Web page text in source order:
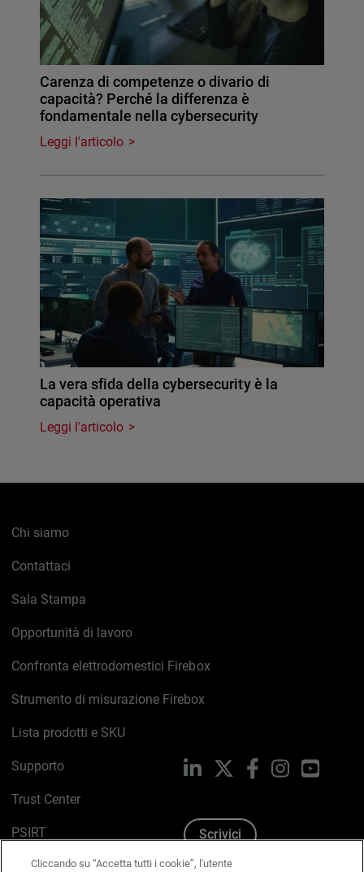
Carenza di competenze o divario di
capacità? Perché la differenza è
fondamentale nella cybersecurity
Leggi l'articolo
La vera sfida della cybersecurity è la
capacità operativa
Leggi l'articolo
Chi siamo
Contattaci
Sala Stampa
Opportunità di lavoro
Confronta elettrodomestici Firebox
Strumento di misurazione Firebox
Lista prodotti e SKU
Supporto
Trust Center
PSIRT
Politica sui cookie
LinkedIn FacebookInstagram
Scrivici
Cliccando su “Accetta tutti i cookie”, l'utente